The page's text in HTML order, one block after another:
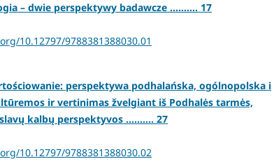
– dwie perspektywy badawcze .......... 17
10.12797/9788381388030.01
perspektywa podhalańska, ogólnopolska i
ir vertinimas žvelgiant iš Podhalės tarmės,
kalbų perspektyvos .......... 27
10.12797/9788381388030.02